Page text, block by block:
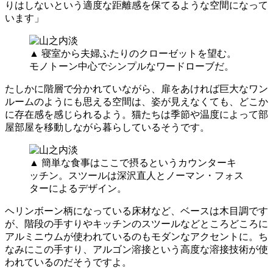
りはしないという適度な距離感を保てるような空間になって
います」
▲ 寝室から夫婦ふたりのクローゼットを望む。
モノトーン中心でシンプルなワードローブだ。
たしかに階層で分かれていながら、扉をあければ巨大なワン
ルームのようにも思える空間は、姿が見えなくても、どこか
に存在感を感じられるよう。猫たちは季節や温度によって部
屋部屋を移動しながら暮らしているそうです。
▲ 簡単な食事はここで摂るというカウンターキ
ッチン。スツールは深沢直人とノーマン・フォス
ターによるデザイン。
ヘリンボーン柄になっている床材など、ベースは木目調です
が、階段の手すりやキッチンのスツールなどところどころに
アルミニウムが使われているのもモダンなアクセントに。ち
なみにこの手すり、アルゴン溶接という高度な溶接技術が使
われているのだそうですよ。